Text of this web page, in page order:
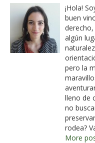
¡Hola!
buen
algún
pero la
lleno de
no
rodea?
More